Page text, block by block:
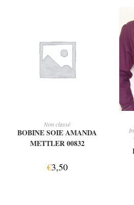
AJOUTER AU PANIER
Non classé
BOBINE SOIE AMANDA
METTLER 00832
€3,50